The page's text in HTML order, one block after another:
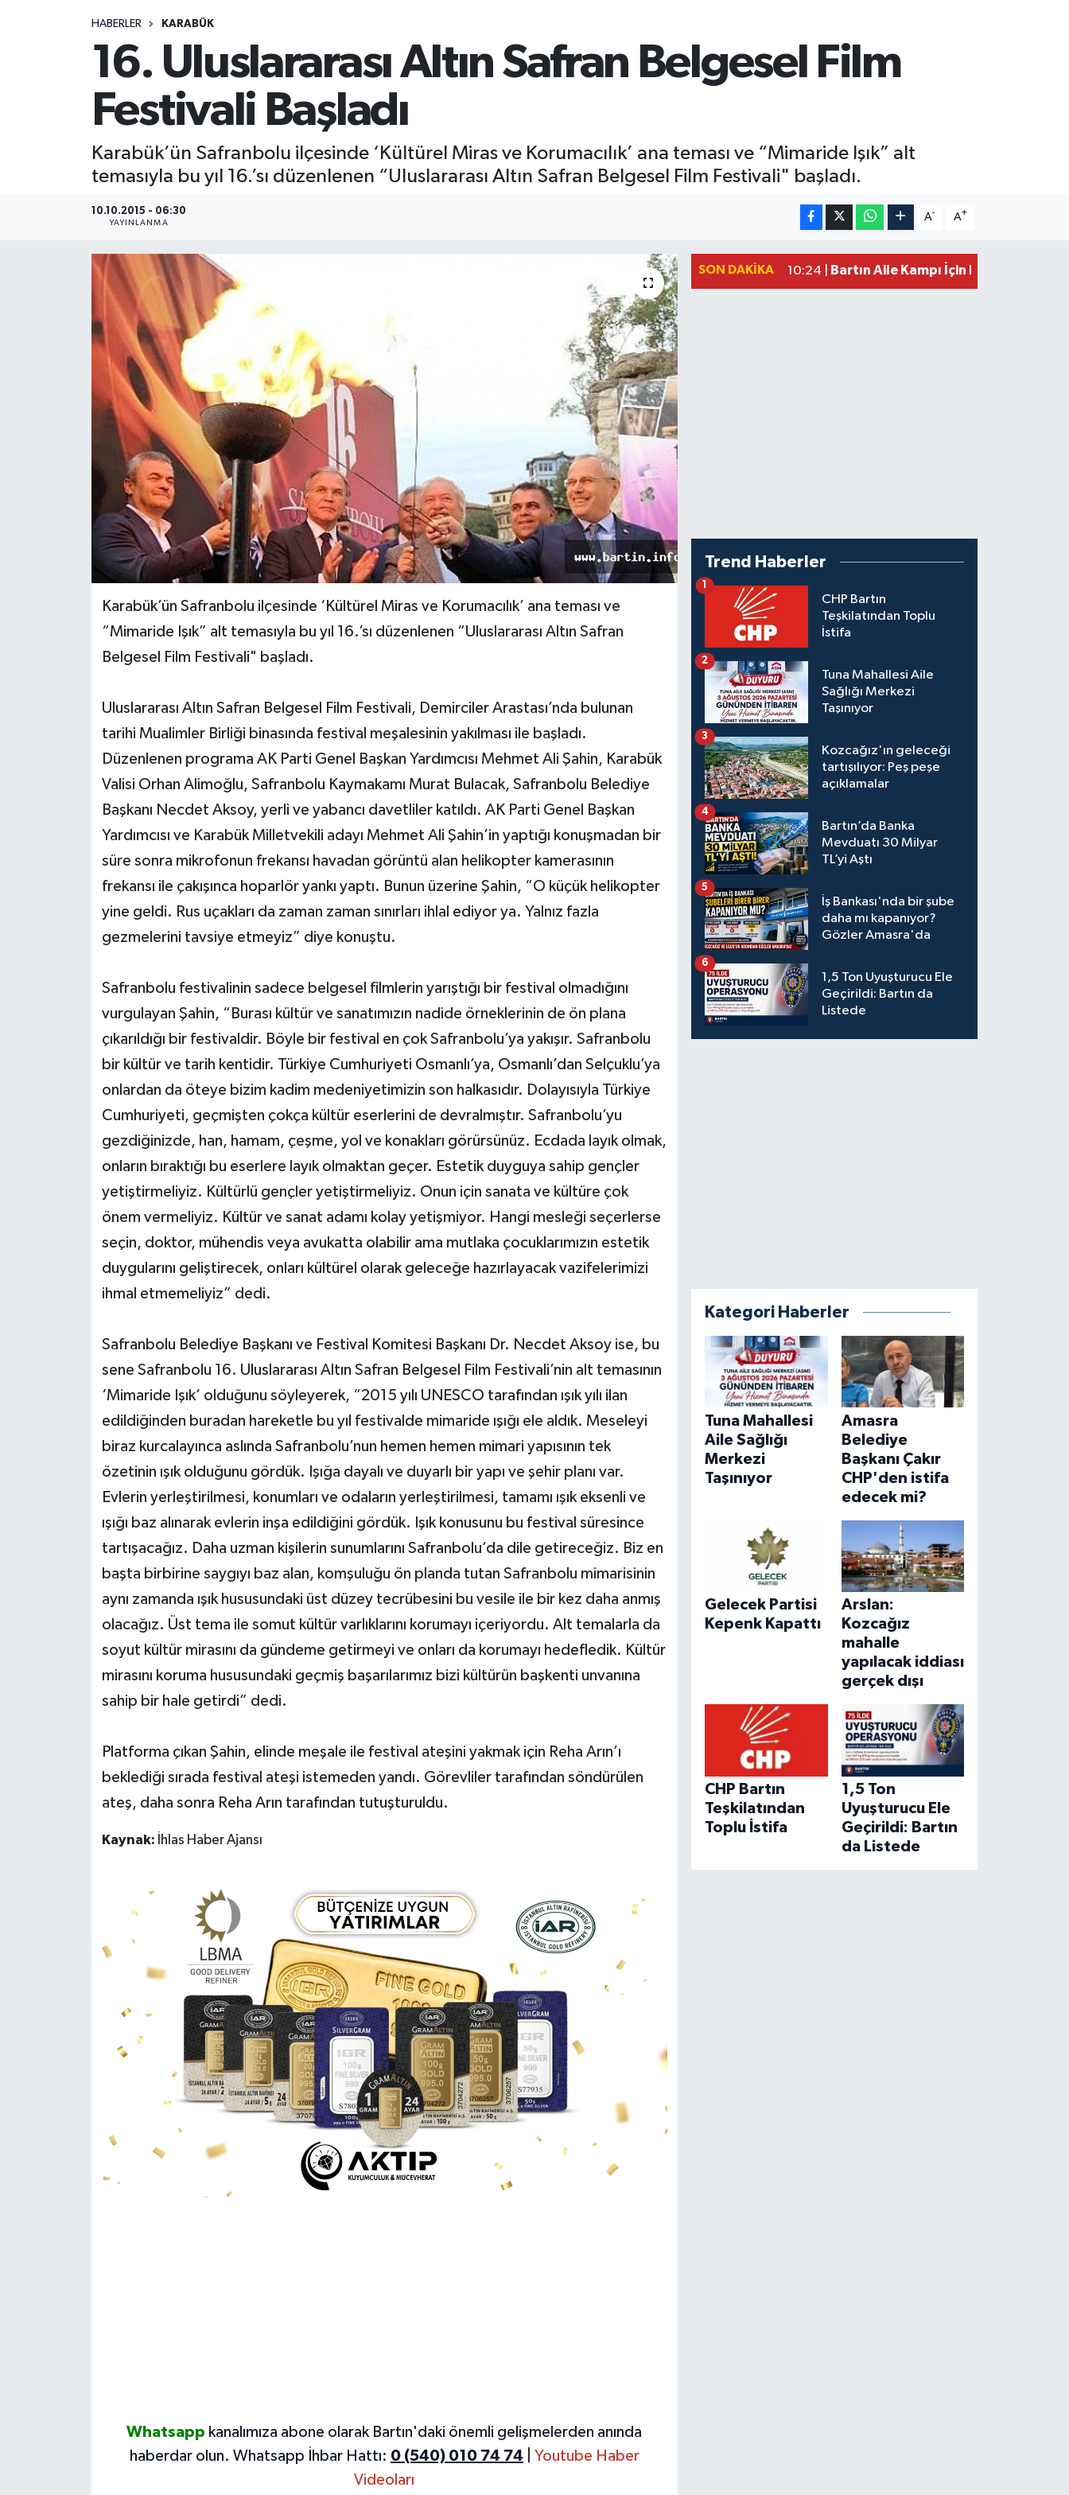
HABERLER KARABÜK
16. Uluslararası Altın Safran Belgesel Film
Festivali Başladı
Karabük’ün Safranbolu ilçesinde ‘Kültürel Miras ve Korumacılık’ ana teması ve “Mimaride Işık” alt
temasıyla bu yıl 16.’sı düzenlenen “Uluslararası Altın Safran Belgesel Film Festivali" başladı.
10.10.2015 - 06:30
YAYINLANMA
A- A+
Karabük’ün Safranbolu ilçesinde ‘Kültürel Miras ve Korumacılık’ ana teması ve
“Mimaride Işık” alt temasıyla bu yıl 16.’sı düzenlenen “Uluslararası Altın Safran
Belgesel Film Festivali" başladı.
Uluslararası Altın Safran Belgesel Film Festivali, Demirciler Arastası’nda bulunan
tarihi Mualimler Birliği binasında festival meşalesinin yakılması ile başladı.
Düzenlenen programa AK Parti Genel Başkan Yardımcısı Mehmet Ali Şahin, Karabük
Valisi Orhan Alimoğlu, Safranbolu Kaymakamı Murat Bulacak, Safranbolu Belediye
Başkanı Necdet Aksoy, yerli ve yabancı davetliler katıldı. AK Parti Genel Başkan
Yardımcısı ve Karabük Milletvekili adayı Mehmet Ali Şahin’in yaptığı konuşmadan bir
süre sonra mikrofonun frekansı havadan görüntü alan helikopter kamerasının
frekansı ile çakışınca hoparlör yankı yaptı. Bunun üzerine Şahin, “O küçük helikopter
yine geldi. Rus uçakları da zaman zaman sınırları ihlal ediyor ya. Yalnız fazla
gezmelerini tavsiye etmeyiz” diye konuştu.
Safranbolu festivalinin sadece belgesel filmlerin yarıştığı bir festival olmadığını
vurgulayan Şahin, “Burası kültür ve sanatımızın nadide örneklerinin de ön plana
çıkarıldığı bir festivaldir. Böyle bir festival en çok Safranbolu’ya yakışır. Safranbolu
bir kültür ve tarih kentidir. Türkiye Cumhuriyeti Osmanlı’ya, Osmanlı’dan Selçuklu’ya
onlardan da öteye bizim kadim medeniyetimizin son halkasıdır. Dolayısıyla Türkiye
Cumhuriyeti, geçmişten çokça kültür eserlerini de devralmıştır. Safranbolu’yu
gezdiğinizde, han, hamam, çeşme, yol ve konakları görürsünüz. Ecdada layık olmak,
onların bıraktığı bu eserlere layık olmaktan geçer. Estetik duyguya sahip gençler
yetiştirmeliyiz. Kültürlü gençler yetiştirmeliyiz. Onun için sanata ve kültüre çok
önem vermeliyiz. Kültür ve sanat adamı kolay yetişmiyor. Hangi mesleği seçerlerse
seçin, doktor, mühendis veya avukatta olabilir ama mutlaka çocuklarımızın estetik
duygularını geliştirecek, onları kültürel olarak geleceğe hazırlayacak vazifelerimizi
ihmal etmemeliyiz” dedi.
Safranbolu Belediye Başkanı ve Festival Komitesi Başkanı Dr. Necdet Aksoy ise, bu
sene Safranbolu 16. Uluslararası Altın Safran Belgesel Film Festivali’nin alt temasının
‘Mimaride Işık’ olduğunu söyleyerek, “2015 yılı UNESCO tarafından ışık yılı ilan
edildiğinden buradan hareketle bu yıl festivalde mimaride ışığı ele aldık. Meseleyi
biraz kurcalayınca aslında Safranbolu’nun hemen hemen mimari yapısının tek
özetinin ışık olduğunu gördük. Işığa dayalı ve duyarlı bir yapı ve şehir planı var.
Evlerin yerleştirilmesi, konumları ve odaların yerleştirilmesi, tamamı ışık eksenli ve
ışığı baz alınarak evlerin inşa edildiğini gördük. Işık konusunu bu festival süresince
tartışacağız. Daha uzman kişilerin sunumlarını Safranbolu’da dile getireceğiz. Biz en
başta birbirine saygıyı baz alan, komşuluğu ön planda tutan Safranbolu mimarisinin
aynı zamanda ışık hususundaki üst düzey tecrübesini bu vesile ile bir kez daha anmış
olacağız. Üst tema ile somut kültür varlıklarını korumayı içeriyordu. Alt temalarla da
soyut kültür mirasını da gündeme getirmeyi ve onları da korumayı hedefledik. Kültür
mirasını koruma hususundaki geçmiş başarılarımız bizi kültürün başkenti unvanına
sahip bir hale getirdi” dedi.
Platforma çıkan Şahin, elinde meşale ile festival ateşini yakmak için Reha Arın’ı
beklediği sırada festival ateşi istemeden yandı. Görevliler tarafından söndürülen
ateş, daha sonra Reha Arın tarafından tutuşturuldu.
Kaynak: İhlas Haber Ajansı
Whatsapp kanalımıza abone olarak Bartın'daki önemli gelişmelerden anında
haberdar olun. Whatsapp İhbar Hattı: 0 (540) 010 74 74
Youtube Haber
Videoları
SON DAKIKA 10:24 | Bartın Aile Kampı İçin Başvurular
Trend Haberler
CHP Bartın
Teşkilatından Toplu
İstifa
1
Tuna Mahallesi Aile
Sağlığı Merkezi
Taşınıyor
2
Kozcağız'ın geleceği
tartışılıyor: Peş peşe
açıklamalar
3
Bartın’da Banka
Mevduatı 30 Milyar
TL’yi Aştı
4
İş Bankası'nda bir şube
daha mı kapanıyor?
Gözler Amasra'da
5
1,5 Ton Uyuşturucu Ele
Geçirildi: Bartın da
Listede
6
Kategori Haberler
Tuna Mahallesi
Aile Sağlığı
Merkezi
Taşınıyor
Amasra
Belediye
Başkanı Çakır
CHP'den istifa
edecek mi?
Gelecek Partisi
Kepenk Kapattı
Arslan:
Kozcağız
mahalle
yapılacak iddiası
gerçek dışı
CHP Bartın
Teşkilatından
Toplu İstifa
1,5 Ton
Uyuşturucu Ele
Geçirildi: Bartın
da Listede
Sivil Toplum
Yerel Yönetimler